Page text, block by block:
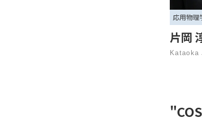
応用物理
片岡
Kataoka